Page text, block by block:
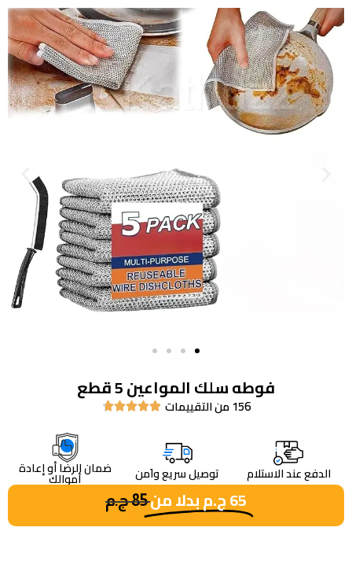
فوطه سلك المواعين 5 قطع
156 من التقييمات 




الدفع عند الاستلام توصيل سريع واَمن ضمان الرضا أو إعادة
أموالك
65ج.مبدلا من 85ج.م